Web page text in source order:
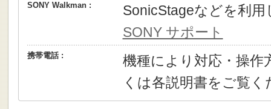
SONY Walkman :
SonicStageなどを利
SONY サポート
携帯電話 :
機種により対応・操作
くは各説明書をご覧く